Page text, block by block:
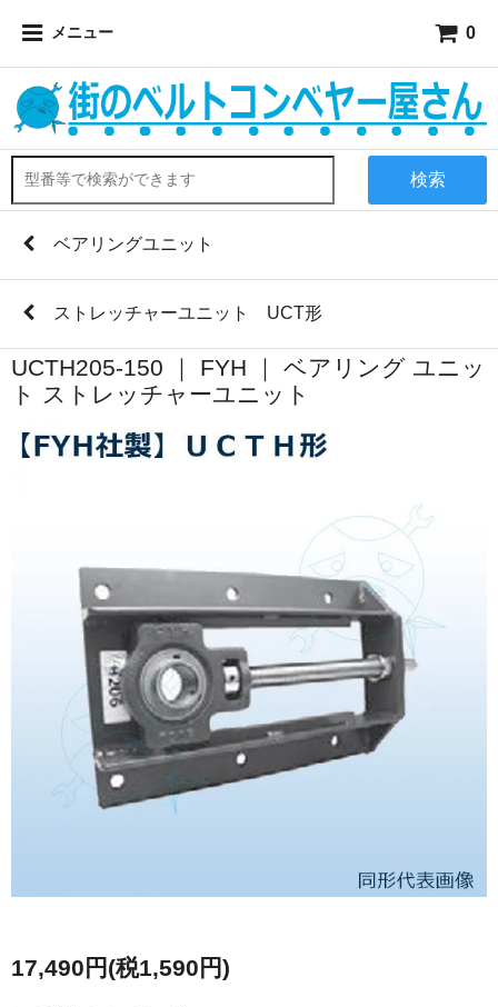
メニュー 0
検索
ベアリングユニット
ストレッチャーユニット UCT形
UCTH205-150 ｜ FYH ｜ ベアリング ユニッ
ト ストレッチャーユニット
17,490円(税1,590円)